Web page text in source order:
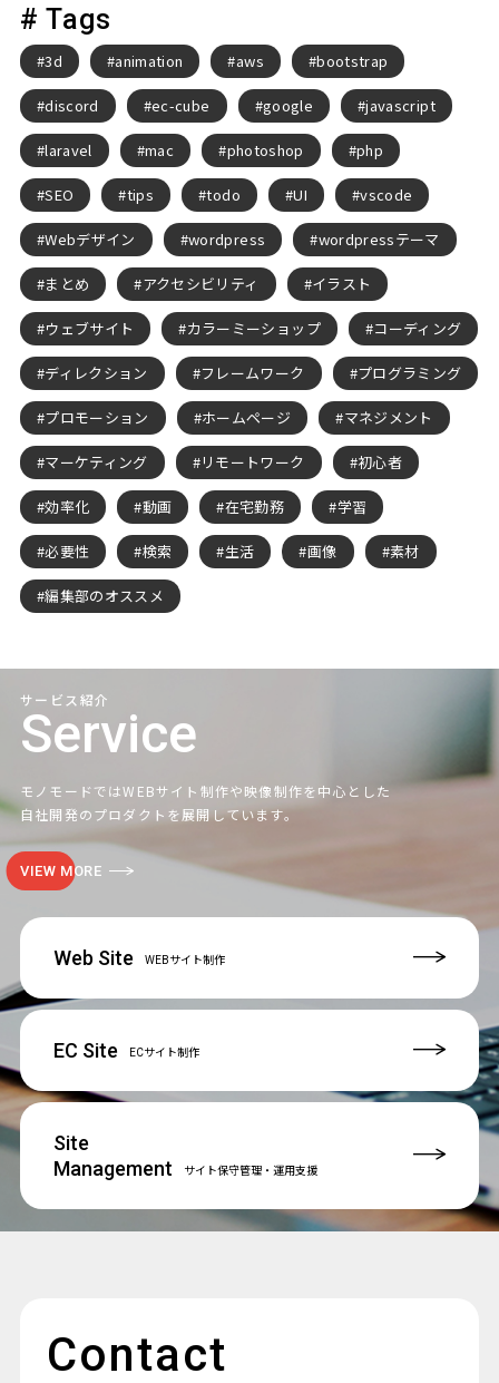
# Tags
3d animation aws bootstrap
discord ec-cube google javascript
laravel mac photoshop php
SEO tips todo UI vscode
Webデザイン wordpress wordpressテーマ
まとめ アクセシビリティ イラスト
ウェブサイト カラーミーショップ コーディング
ディレクション フレームワーク プログラミング
プロモーション ホームページ マネジメント
マーケティング リモートワーク 初心者
効率化 動画 在宅勤務 学習
必要性 検索 生活 画像 素材
編集部のオススメ
サービス紹介
Service
モノモードではWEBサイト制作や映像制作を中心とした
自社開発のプロダクトを展開しています。
VIEW MORE
Web Site WEBサイト制作
EC Site ECサイト制作
Site
Management
サイト保守管理・運用支援
Contact